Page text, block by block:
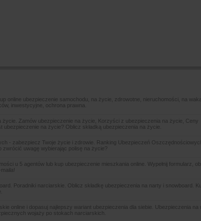
online ubezpieczenie samochodu, na życie, zdrowotne, nieruchomości, na
inwestycyjne, ochrona prawna.
Zamów ubezpieczenie na życie, Korzyści z ubezpieczenia na życie, Ceny
na życie? Oblicz składką ubezpieczenia na życie.
- zabezpiecz Twoje życie i zdrowie. Ranking Ubezpieczeń
zwrócić uwagę wybierając polisę na życie?
u 5 agentów lub kup ubezpieczenie mieszkania online. Wypełnij formularz,
Poradniki narciarskie. Oblicz składkę ubezpieczenia na narty i snowboard.
online i dopasuj najlepszy wariant ubezpieczenia dla siebie. Ubezpieczenia na
wojaży po stokach narciarskich.